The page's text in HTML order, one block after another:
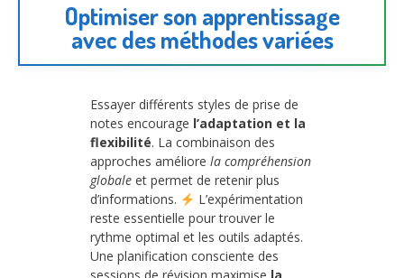
Optimiser son apprentissage
avec des méthodes variées
Essayer différents styles de prise de
notes encourage l’adaptation et la
flexibilité. La combinaison des
approches améliore la compréhension
globale et permet de retenir plus
d’informations.
L’expérimentation
reste essentielle pour trouver le
rythme optimal et les outils adaptés.
Une planification consciente des